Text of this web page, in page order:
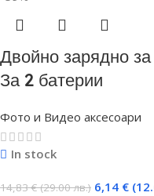
Двойно зарядно
За 2 батерии
Фото и Видео аксесоари
In stock
14,83€ (29.00 лв.) 6,14 €